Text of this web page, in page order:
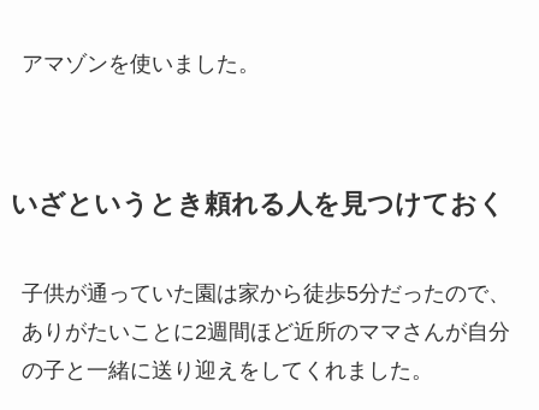
アマゾンを使いました。
いざというとき頼れる人を見つけておく
子供が通っていた園は家から徒歩5分だったので、
ありがたいことに2週間ほど近所のママさんが自分
の子と一緒に送り迎えをしてくれました。